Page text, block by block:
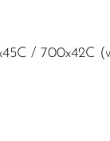
/ 700x42C